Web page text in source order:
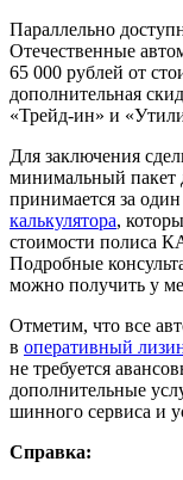
Параллельно
Отечественные
65 000 рублей от
дополнительная
«Трейд-ин» и
Для заключения
минимальный пакет
принимается за
калькулятора,
стоимости полиса
Подробные
можно получить у
Отметим, что все
в оперативный
не требуется
дополнительные
шинного сервиса и
Справка: